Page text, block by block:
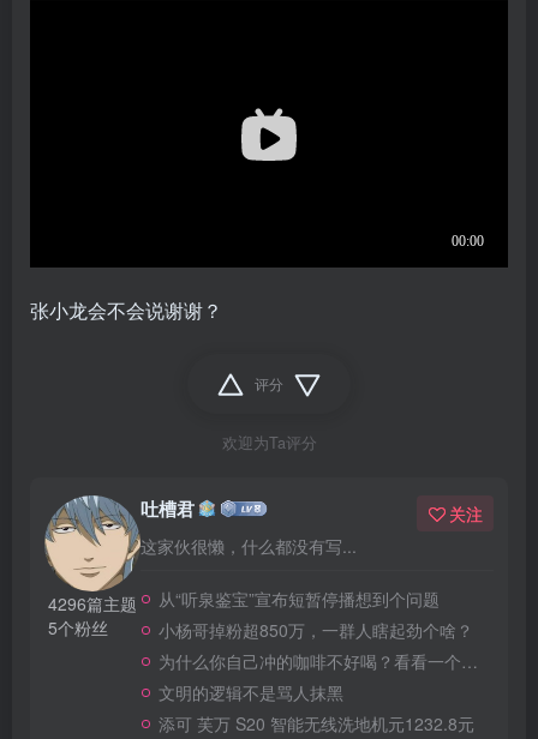
张小龙会不会说谢谢？
评分
欢迎为Ta评分
4296篇主题
5个粉丝
吐槽君
这家伙很懒，什么都没有写...
关注
从“听泉鉴宝”宣布短暂停播想到个问题
小杨哥掉粉超850万，一群人瞎起劲个啥？
为什么你自己冲的咖啡不好喝？看看一个自媒体博主的分享
文明的逻辑不是骂人抹黑
添可 芙万 S20 智能无线洗地机元1232.8元